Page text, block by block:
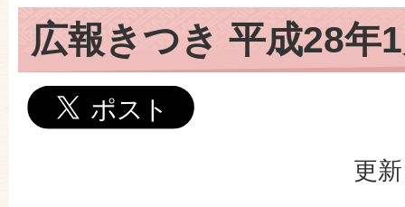
広報きつき 平成28年
更